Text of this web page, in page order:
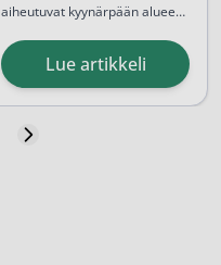
aiheutuvat kyynärpään alueen
rajoittaa arjen toimintakykyä
merkittävästi. Golfkyynärpää
tenniskyynärpää...
Lue artikkeli